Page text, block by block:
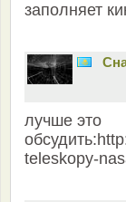
заполняет
лучше это
teleskopy-